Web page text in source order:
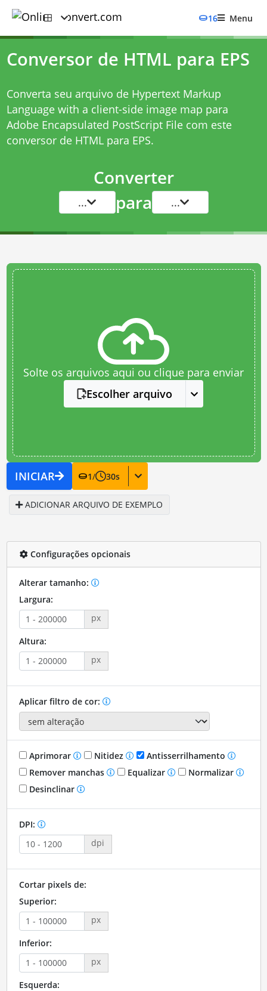
16 Menu
Conversor de HTML para EPS
Converta seu arquivo de Hypertext Markup
Language with a client-side image map para
Adobe Encapsulated PostScript File com este
conversor de HTML para EPS.
Converter
... para ...
Solte os arquivos aqui ou clique para enviar
Escolher arquivo
INICIAR 1/ 30s
ADICIONAR ARQUIVO DE EXEMPLO
Configurações opcionais
Alterar tamanho:
Largura:
px
Altura:
px
Aplicar filtro de cor:
Aprimorar Nitidez
Antisserrilhamento
Remover manchas
Equalizar
Normalizar
Desinclinar
DPI:
dpi
Cortar pixels de:
Superior:
px
Inferior:
px
Esquerda: